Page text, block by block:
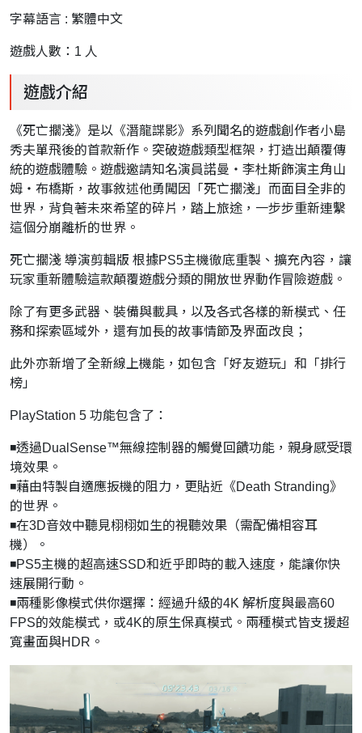
字幕語言 : 繁體中文
遊戲人數：1 人
遊戲介紹
《死亡擱淺》是以《潛龍諜影》系列聞名的遊戲創作者小島
秀夫單飛後的首款新作。突破遊戲類型框架，打造出顛覆傳
統的遊戲體驗。遊戲邀請知名演員諾曼・李杜斯飾演主角山
姆・布橋斯，故事敘述他勇闖因「死亡擱淺」而面目全非的
世界，背負著未來希望的碎片，踏上旅途，一步步重新連繫
這個分崩離析的世界。
死亡擱淺 導演剪輯版 根據PS5主機徹底重製、擴充內容，讓
玩家重新體驗這款顛覆遊戲分類的開放世界動作冒險遊戲。
除了有更多武器、裝備與載具，以及各式各樣的新模式、任
務和探索區域外，還有加長的故事情節及界面改良；
此外亦新增了全新線上機能，如包含「好友遊玩」和「排行
榜」
PlayStation 5 功能包含了：
◾透過DualSense™無線控制器的觸覺回饋功能，親身感受環
境效果。
◾藉由特製自適應扳機的阻力，更貼近《Death Stranding》
的世界。
◾在3D音效中聽見栩栩如生的視聽效果（需配備相容耳
機）。
◾PS5主機的超高速SSD和近乎即時的載入速度，能讓你快
速展開行動。
◾兩種影像模式供你選擇：經過升級的4K 解析度與最高60
FPS的效能模式，或4K的原生保真模式。兩種模式皆支援超
寬畫面與HDR。